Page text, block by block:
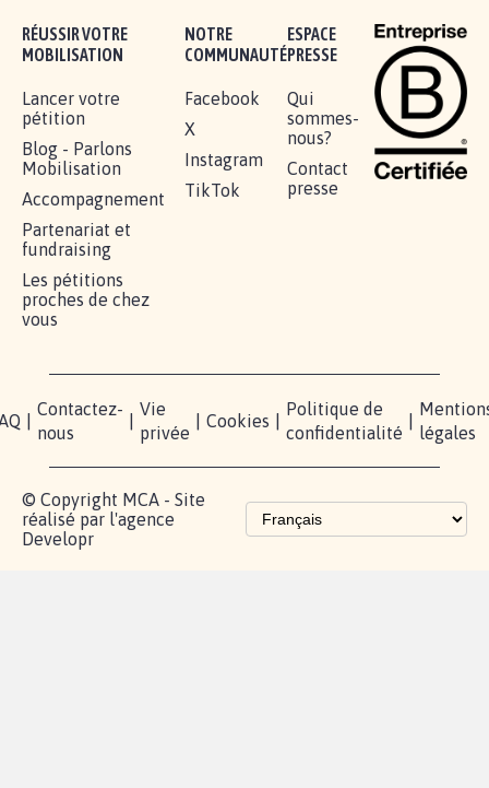
RÉUSSIR VOTRE
MOBILISATION
Lancer votre
pétition
Blog - Parlons
Mobilisation
Accompagnement
Partenariat et
fundraising
Les pétitions
proches de chez
vous
NOTRE
COMMUNAUTÉ
Facebook
X
Instagram
TikTok
ESPACE
PRESSE
Qui
sommes-
nous?
Contact
presse
Contactez-
nous
Vie
privée
Cookies
Politique de
confidentialité
légales
© Copyright MCA - Site
réalisé par l'agence
Developr